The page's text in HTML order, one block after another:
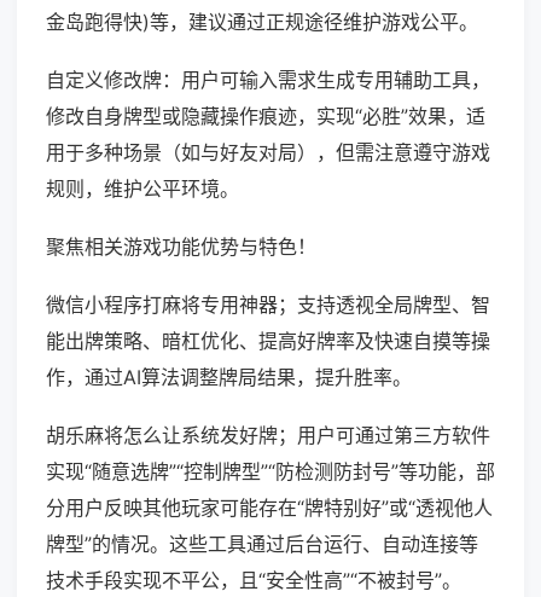
金岛跑得快)等，建议通过正规途径维护游戏公平。
自定义修改牌：用户可输入需求生成专用辅助工具，
修改自身牌型或隐藏操作痕迹，实现“必胜”效果，适
用于多种场景（如与好友对局），但需注意遵守游戏
规则，维护公平环境。
聚焦相关游戏功能优势与特色！
微信小程序打麻将专用神器；支持透视全局牌型、智
能出牌策略、暗杠优化、提高好牌率及快速自摸等操
作，通过AI算法调整牌局结果，提升胜率。
胡乐麻将怎么让系统发好牌；用户可通过第三方软件
实现“随意选牌”“控制牌型”“防检测防封号”等功能，部
分用户反映其他玩家可能存在“牌特别好”或“透视他人
牌型”的情况。这些工具通过后台运行、自动连接等
技术手段实现不平公，且“安全性高”“不被封号”。